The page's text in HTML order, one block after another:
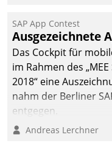
SAP App Contest
Ausgezeichnete
Das Cockpit für
im Rahmen des
2018“ eine
nahm der Berliner
entgegen.
Andreas Lerchner